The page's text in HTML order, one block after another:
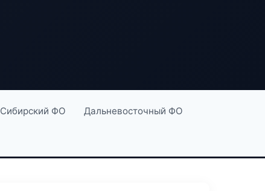
Сибирский ФО Дальневосточный ФО